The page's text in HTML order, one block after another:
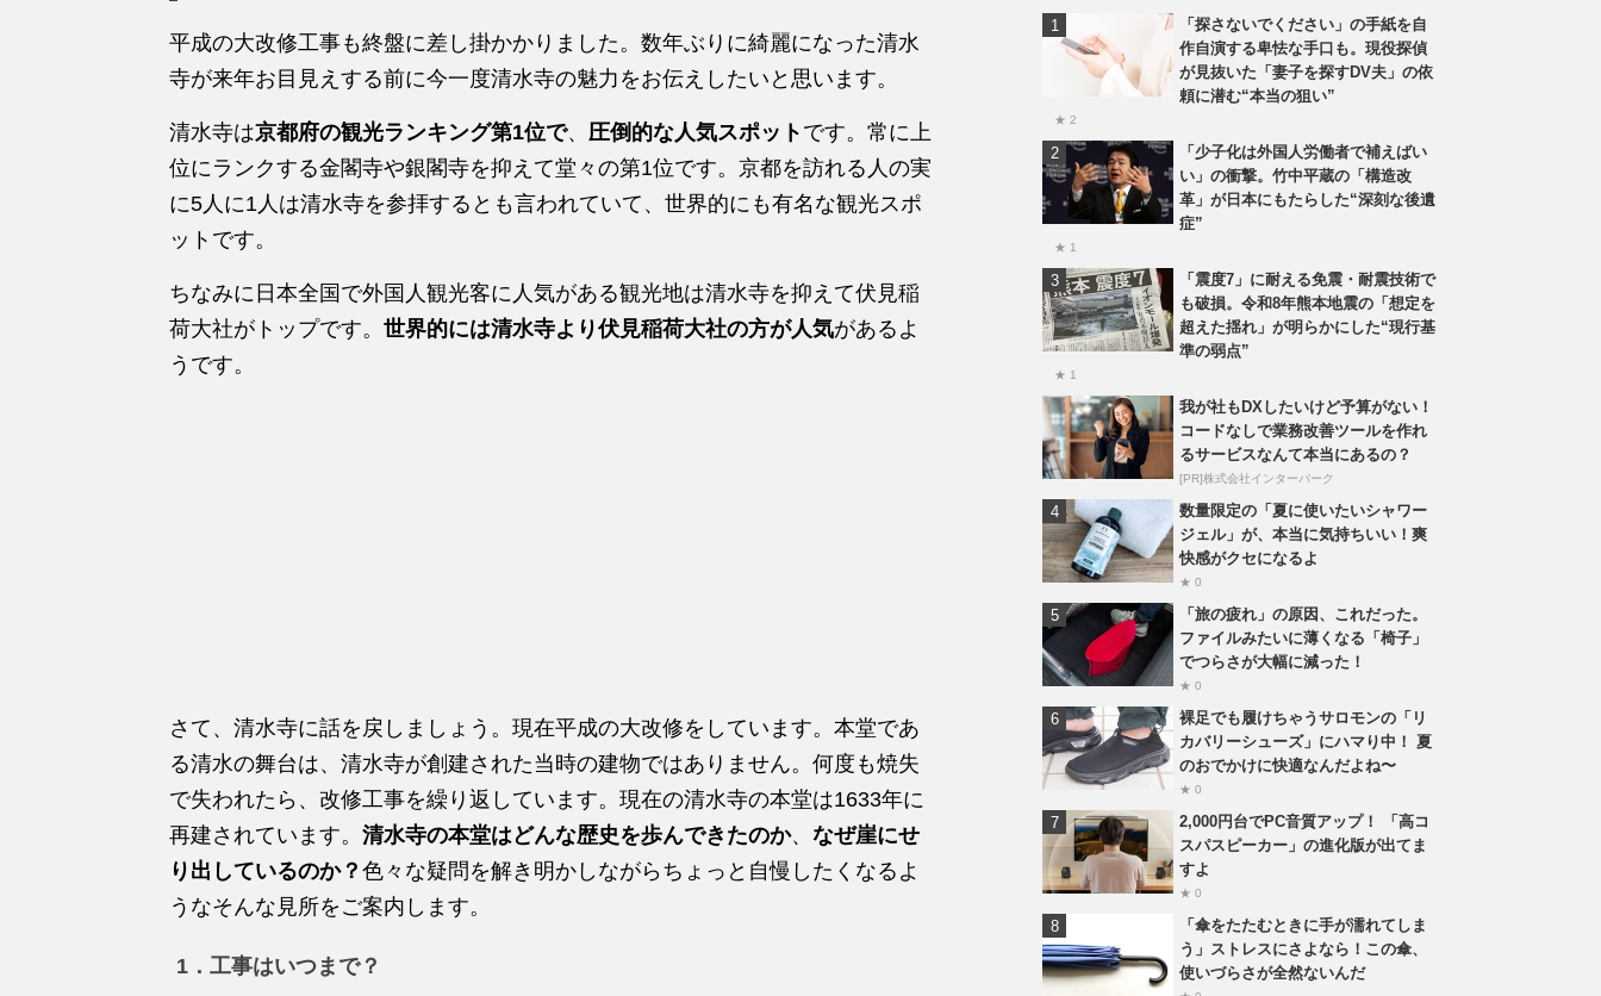
平成の大改修工事も終盤に差し掛かかりました。数年ぶりに綺麗になった清水
寺が来年お目見えする前に今一度清水寺の魅力をお伝えしたいと思います。
清水寺は京都府の観光ランキング第1位で、 圧倒的な人気スポット です。常に上
位にランクする金閣寺や銀閣寺を抑えて堂々の第1位です。京都を訪れる人の実
に5人に1人は清水寺を参拝するとも言われていて、世界的にも有名な観光スポ
ットです。
ちなみに日本全国で外国人観光客に人気がある観光地は清水寺を抑えて伏見稲
荷大社がトップです。 世界的には清水寺より伏見稲荷大社の方が人気があるよ
うです。
さて、清水寺に話を戻しましょう。現在平成の大改修をしています。本堂であ
る清水の舞台は、清水寺が創建された当時の建物ではありません。何度も焼失
で失われたら、改修工事を繰り返しています。現在の清水寺の本堂は1633年に
再建されています。 清水寺の本堂はどんな歴史を歩んできたのか、 なぜ崖にせ
り出しているのか？ 色々な疑問を解き明かしながらちょっと自慢したくなるよ
うなそんな見所をご案内します。
1．工事はいつまで？
「探さないでください」の手紙を自
作自演する卑怯な手口も。現役探偵
が見抜いた「妻子を探すDV夫」の依
頼に潜む“本当の狙い”
★ 2
「少子化は外国人労働者で補えばい
い」の衝撃。竹中平蔵の「構造改
革」が日本にもたらした“深刻な後遺
症”
★ 1
「震度7」に耐える免震・耐震技術で
も破損。令和8年熊本地震の「想定を
超えた揺れ」が明らかにした“現行基
準の弱点”
★ 1
我が社もDXしたいけど予算がない！
コードなしで業務改善ツールを作れ
るサービスなんて本当にあるの？
[PR]株式会社インターパーク
数量限定の「夏に使いたいシャワー
ジェル」が、本当に気持ちいい！爽
快感がクセになるよ
★ 0
「旅の疲れ」の原因、これだった。
ファイルみたいに薄くなる「椅子」
でつらさが大幅に減った！
★ 0
裸足でも履けちゃうサロモンの「リ
カバリーシューズ」にハマり中！ 夏
のおでかけに快適なんだよね〜
★ 0
2,000円台でPC音質アップ！ 「高コ
スパスピーカー」の進化版が出てま
すよ
★ 0
「傘をたたむときに手が濡れてしま
う」ストレスにさよなら！この傘、
使いづらさが全然ないんだ